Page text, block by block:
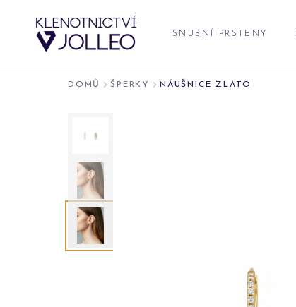
SNUBNÍ PRSTENY
DOMŮ ŠPERKY NÁUŠNICE ZLATO